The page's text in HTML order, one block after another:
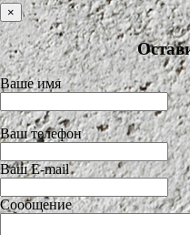
×
Ваше имя
Ваш телефон
Ваш E-mail
Сообщение